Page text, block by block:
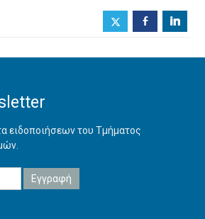
b j
ειδοποιήσεων του Τμήματος